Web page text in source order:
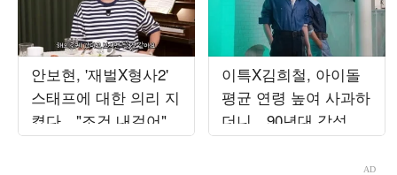
안보현, '재벌X형사2'
스태프에 대한 의리 지
켰다…"조건 내걸어"
상남자 면모 ('목요일
이특X김희철, 아이돌
평균 연령 높여 사과하
더니…90년대 감성 재
해석 ('트기트기 이특')